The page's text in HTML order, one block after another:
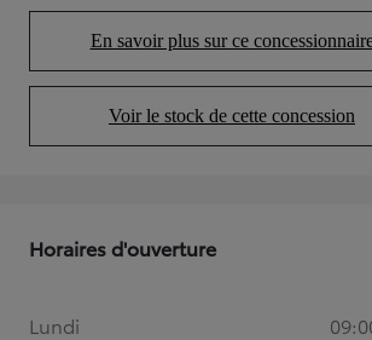
En savoir plus sur ce
(Opens in new
Voir le stock de cette concession
(Opens in new tab)
Horaires d'ouverture
Lundi